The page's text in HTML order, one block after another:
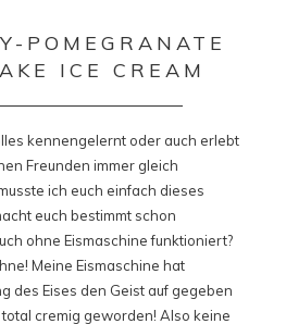
POMEGRANATE
ICE CREAM
kennengelernt oder auch erlebt
Freunden immer gleich
ich euch einfach dieses
euch bestimmt schon
ohne Eismaschine funktioniert?
Meine Eismaschine hat
des Eises den Geist auf gegeben
cremig geworden! Also keine